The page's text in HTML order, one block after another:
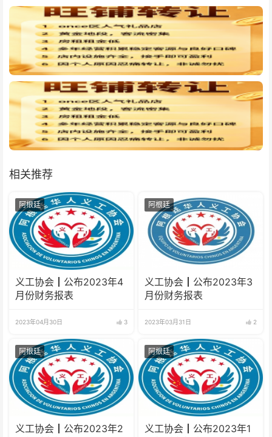
相关推荐
阿根廷
义工协会┃公布2023年4
月份财务报表
2023年04月30日 3
阿根廷
义工协会┃公布2023年3
月份财务报表
2023年03月31日 2
阿根廷
义工协会┃公布2023年2
阿根廷
义工协会┃公布2023年1